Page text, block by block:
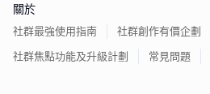
關於
社群最強使用指南
社群創作有價企劃
社群焦點功能及升級計劃
常見問題